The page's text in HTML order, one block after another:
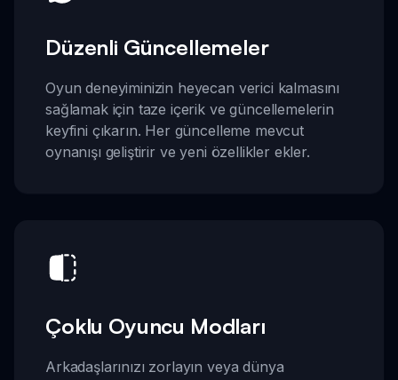
Düzenli Güncellemeler
Oyun deneyiminizin heyecan verici kalmasını
sağlamak için taze içerik ve güncellemelerin
keyfini çıkarın. Her güncelleme mevcut
oynanışı geliştirir ve yeni özellikler ekler.
Çoklu Oyuncu Modları
Arkadaşlarınızı zorlayın veya dünya